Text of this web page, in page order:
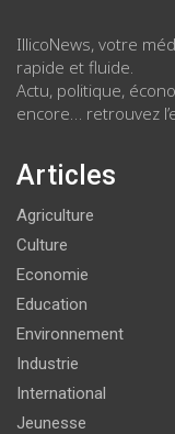
IllicoNews, votre
rapide et fluide.
Actu, politique,
encore… retrouvez
Articles
Agriculture
Culture
Economie
Education
Environnement
Industrie
International
Jeunesse